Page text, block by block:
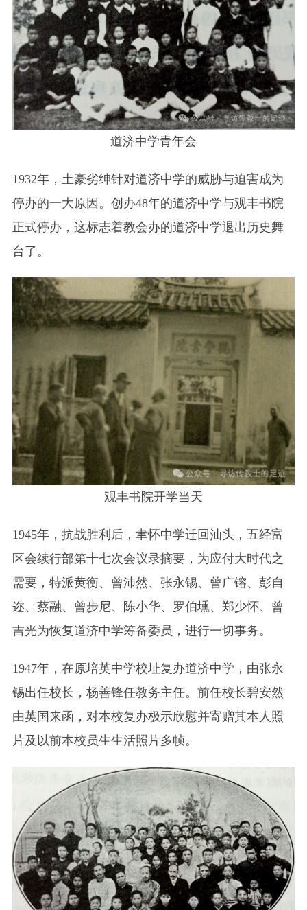
道济中学青年会
1932年，土豪劣绅针对道济中学的威胁与迫害成为
停办的一大原因。创办48年的道济中学与观丰书院
正式停办，这标志着教会办的道济中学退出历史舞
台了。
观丰书院开学当天
1945年，抗战胜利后，聿怀中学迁回汕头，五经富
区会续行部第十七次会议录摘要，为应付大时代之
需要，特派黄衡、曾沛然、张永锡、曾广镕、彭自
迩、蔡融、曾步尼、陈小华、罗伯壎、郑少怀、曾
吉光为恢复道济中学筹备委员，进行一切事务。
1947年，在原培英中学校址复办道济中学，由张永
锡出任校长，杨善锋任教务主任。前任校长碧安然
由英国来函，对本校复办极示欣慰并寄赠其本人照
片及以前本校员生生活照片多帧。